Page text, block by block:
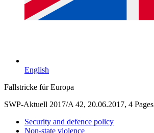
English
Fallstricke für Europa
SWP-Aktuell 2017/A 42, 20.06.2017, 4 Pages
Security and defence policy
Non-state violence